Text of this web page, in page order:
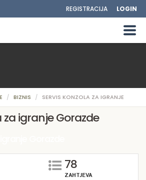
REGISTRACIJA LOGIN
BIZNIS SERVIS KONZOLA ZA IGRANJE
za igranje Gorazde
78
ZAHTJEVA